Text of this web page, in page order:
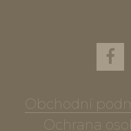
Obchodní
Ochrana